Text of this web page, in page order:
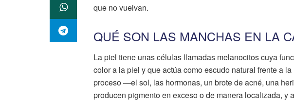
que no vuelvan.
QUÉ SON LAS MANCHAS EN LA
La piel tiene unas células llamadas melanocitos cuya
color a la piel y que actúa como escudo natural frente a
proceso —el sol, las hormonas, un brote de acné, una
producen pigmento en exceso o de manera localizada, y